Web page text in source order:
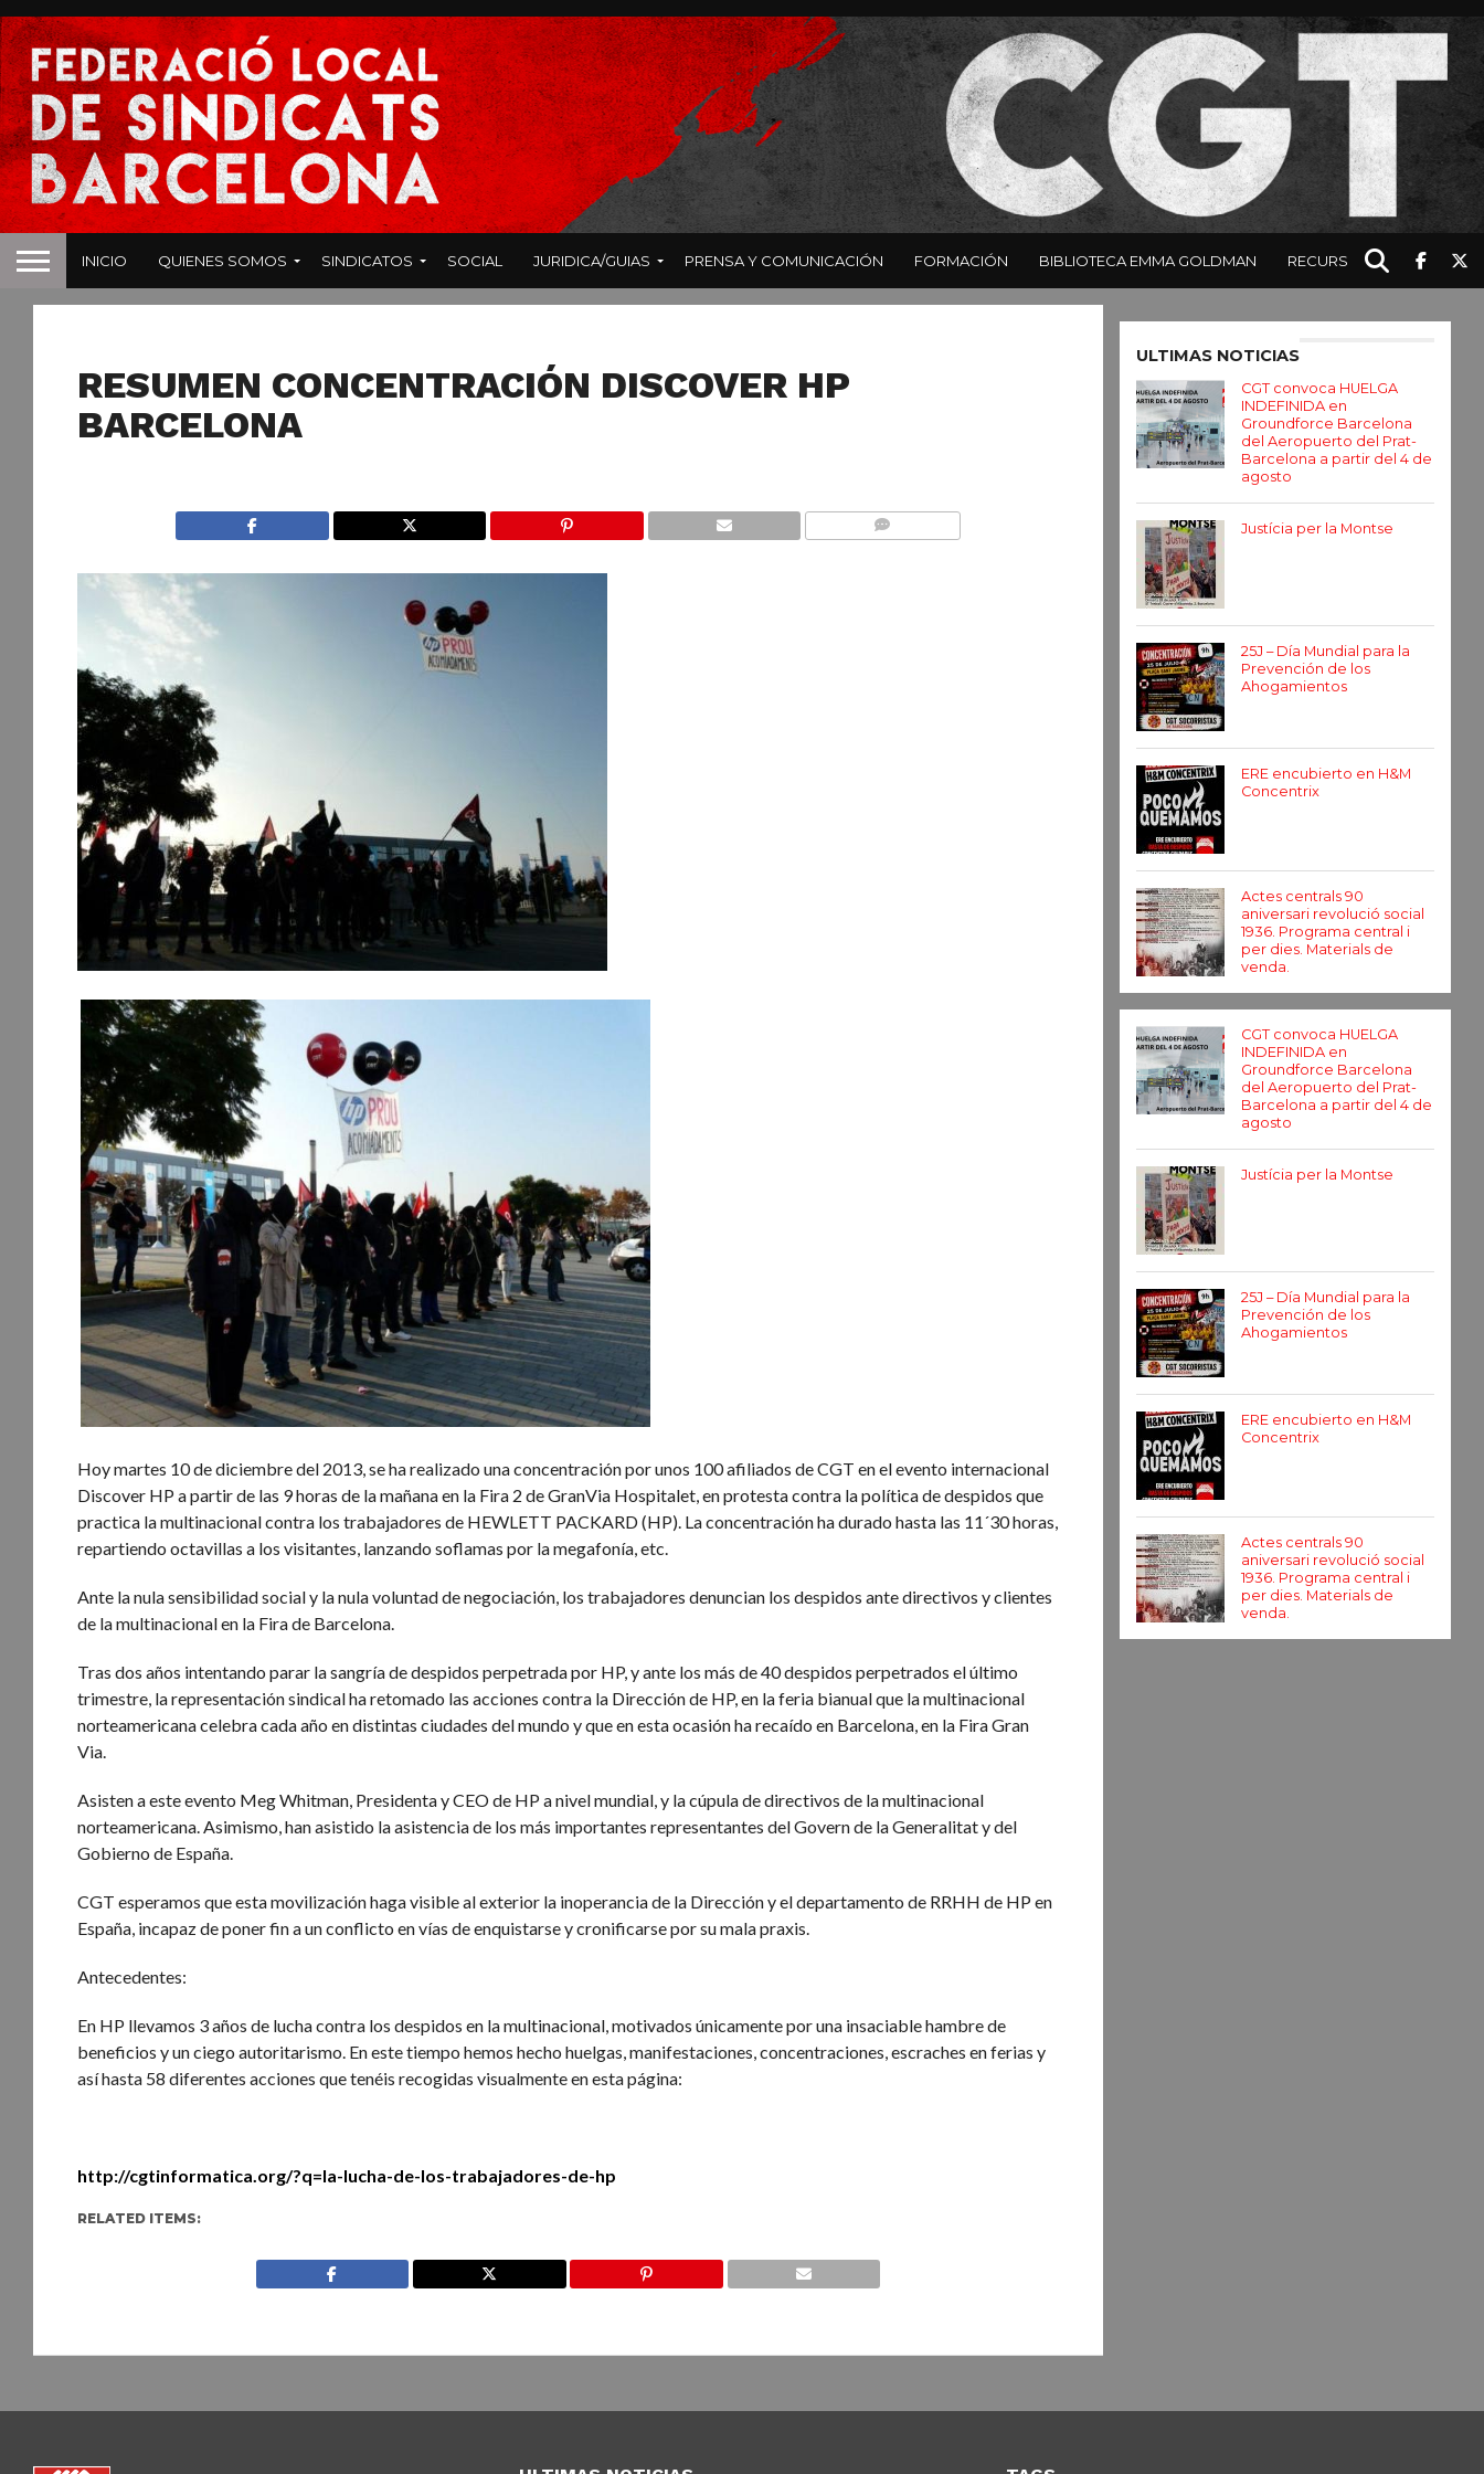
INICIO QUIENES SOMOS SINDICATOS SOCIAL JURIDICA/GUIAS PRENSA Y COMUNICACIÓN FORMACIÓN BIBLIOTECA EMMA GOLDMAN RECURSOS
RESUMEN CONCENTRACIÓN DISCOVER HP
BARCELONA
Hoy martes 10 de diciembre del 2013, se ha realizado una concentración por unos 100 afiliados de CGT en el evento internacional
Discover HP a partir de las 9 horas de la mañana en la Fira 2 de GranVia Hospitalet, en protesta contra la política de despidos que
practica la multinacional contra los trabajadores de HEWLETT PACKARD (HP). La concentración ha durado hasta las 11´30 horas,
repartiendo octavillas a los visitantes, lanzando soflamas por la megafonía, etc.
Ante la nula sensibilidad social y la nula voluntad de negociación, los trabajadores denuncian los despidos ante directivos y clientes
de la multinacional en la Fira de Barcelona.
Tras dos años intentando parar la sangría de despidos perpetrada por HP, y ante los más de 40 despidos perpetrados el último
trimestre, la representación sindical ha retomado las acciones contra la Dirección de HP, en la feria bianual que la multinacional
norteamericana celebra cada año en distintas ciudades del mundo y que en esta ocasión ha recaído en Barcelona, en la Fira Gran
Via.
Asisten a este evento Meg Whitman, Presidenta y CEO de HP a nivel mundial, y la cúpula de directivos de la multinacional
norteamericana. Asimismo, han asistido la asistencia de los más importantes representantes del Govern de la Generalitat y del
Gobierno de España.
CGT esperamos que esta movilización haga visible al exterior la inoperancia de la Dirección y el departamento de RRHH de HP en
España, incapaz de poner fin a un conflicto en vías de enquistarse y cronificarse por su mala praxis.
Antecedentes:
En HP llevamos 3 años de lucha contra los despidos en la multinacional, motivados únicamente por una insaciable hambre de
beneficios y un ciego autoritarismo. En este tiempo hemos hecho huelgas, manifestaciones, concentraciones, escraches en ferias y
así hasta 58 diferentes acciones que tenéis recogidas visualmente en esta página:
http://cgtinformatica.org/?q=la-lucha-de-los-trabajadores-de-hp
RELATED ITEMS:
ULTIMAS NOTICIAS
CGT convoca HUELGA
INDEFINIDA en
Groundforce Barcelona
del Aeropuerto del Prat-
Barcelona a partir del 4 de
agosto
Justícia per la Montse
25J – Día Mundial para la
Prevención de los
Ahogamientos
ERE encubierto en H&M
Concentrix
Actes centrals 90
aniversari revolució social
1936. Programa central i
per dies. Materials de
venda.
CGT convoca HUELGA
INDEFINIDA en
Groundforce Barcelona
del Aeropuerto del Prat-
Barcelona a partir del 4 de
agosto
Justícia per la Montse
25J – Día Mundial para la
Prevención de los
Ahogamientos
ERE encubierto en H&M
Concentrix
Actes centrals 90
aniversari revolució social
1936. Programa central i
per dies. Materials de
venda.